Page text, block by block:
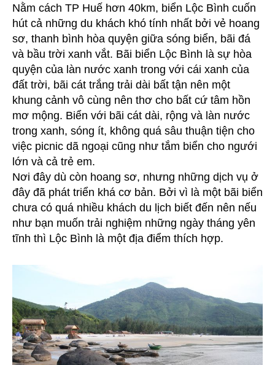
Nằm cách TP Huế hơn 40km, biển Lộc Bình cuốn
hút cả những du khách khó tính nhất bởi vẻ hoang
sơ, thanh bình hòa quyện giữa sóng biển, bãi đá
và bầu trời xanh vắt. Bãi biển Lộc Bình là sự hòa
quyện của làn nước xanh trong với cái xanh của
đất trời, bãi cát trắng trải dài bất tận nên một
khung cảnh vô cùng nên thơ cho bất cứ tâm hồn
mơ mộng. Biển với bãi cát dài, rộng và làn nước
trong xanh, sóng ít, không quá sâu thuận tiện cho
việc picnic dã ngoại cũng như tắm biển cho ngưới
lớn và cả trẻ em.
Nơi đây dù còn hoang sơ, nhưng những dịch vụ ở
đây đã phát triển khá cơ bản. Bởi vì là một bãi biển
chưa có quá nhiều khách du lịch biết đến nên nếu
như bạn muốn trải nghiệm những ngày tháng yên
tĩnh thì Lộc Bình là một địa điểm thích hợp.